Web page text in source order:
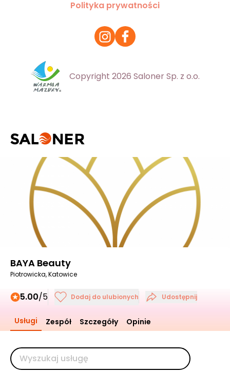
Polityka prywatności
Copyright 2026 Saloner Sp. z o.o.
BAYA Beauty
Piotrowicka, Katowice
5.00/5 Dodaj do ulubionych Udostępnij
Usługi Zespół Szczegóły Opinie